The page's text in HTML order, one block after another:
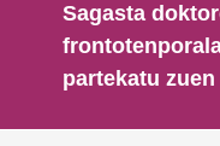
Sagasta
partekatu